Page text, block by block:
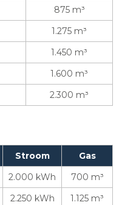
875 m³
1.275 m³
1.450 m³
1.600 m³
2.300 m³
Stroom
Gas
2.000 kWh
700 m³
2.250 kWh
1.125 m³